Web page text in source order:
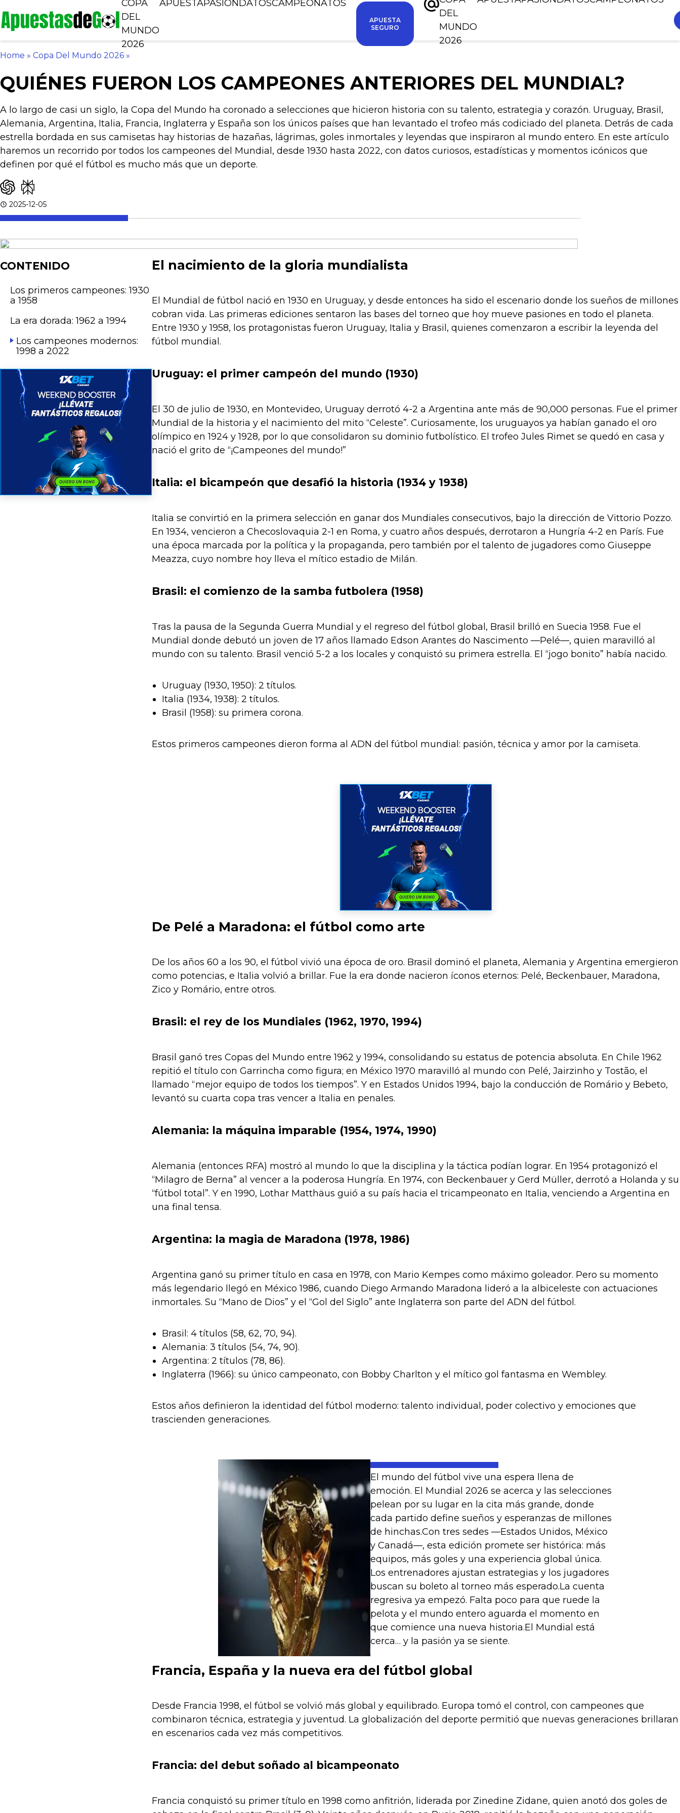
COPA
DEL
MUNDO
2026
APUESTAPASIÓN DATOSCAMPEONATOS
APUESTA
SEGURO
DEL
MUNDO
2026
Home » Copa Del Mundo 2026 »
QUIÉNES FUERON LOS CAMPEONES ANTERIORES DEL MUNDIAL?
A lo largo de casi un siglo, la Copa del Mundo ha coronado a selecciones que hicieron historia con su talento, estrategia y corazón. Uruguay, Brasil,
Alemania, Argentina, Italia, Francia, Inglaterra y España son los únicos países que han levantado el trofeo más codiciado del planeta. Detrás de cada
estrella bordada en sus camisetas hay historias de hazañas, lágrimas, goles inmortales y leyendas que inspiraron al mundo entero. En este artículo
haremos un recorrido por todos los campeones del Mundial, desde 1930 hasta 2022, con datos curiosos, estadísticas y momentos icónicos que
definen por qué el fútbol es mucho más que un deporte.
2025-12-05
CONTENIDO
Los primeros campeones: 1930
a 1958
La era dorada: 1962 a 1994
Los campeones modernos:
1998 a 2022
El nacimiento de la gloria mundialista
El Mundial de fútbol nació en 1930 en Uruguay, y desde entonces ha sido el escenario donde los sueños de millones
cobran vida. Las primeras ediciones sentaron las bases del torneo que hoy mueve pasiones en todo el planeta.
Entre 1930 y 1958, los protagonistas fueron Uruguay, Italia y Brasil, quienes comenzaron a escribir la leyenda del
fútbol mundial.
Uruguay: el primer campeón del mundo (1930)
El 30 de julio de 1930, en Montevideo, Uruguay derrotó 4-2 a Argentina ante más de 90,000 personas. Fue el primer
Mundial de la historia y el nacimiento del mito “Celeste”. Curiosamente, los uruguayos ya habían ganado el oro
olímpico en 1924 y 1928, por lo que consolidaron su dominio futbolístico. El trofeo Jules Rimet se quedó en casa y
nació el grito de “¡Campeones del mundo!”
Italia: el bicampeón que desafió la historia (1934 y 1938)
Italia se convirtió en la primera selección en ganar dos Mundiales consecutivos, bajo la dirección de Vittorio Pozzo.
En 1934, vencieron a Checoslovaquia 2-1 en Roma, y cuatro años después, derrotaron a Hungría 4-2 en París. Fue
una época marcada por la política y la propaganda, pero también por el talento de jugadores como Giuseppe
Meazza, cuyo nombre hoy lleva el mítico estadio de Milán.
Brasil: el comienzo de la samba futbolera (1958)
Tras la pausa de la Segunda Guerra Mundial y el regreso del fútbol global, Brasil brilló en Suecia 1958. Fue el
Mundial donde debutó un joven de 17 años llamado Edson Arantes do Nascimento —Pelé—, quien maravilló al
mundo con su talento. Brasil venció 5-2 a los locales y conquistó su primera estrella. El “jogo bonito” había nacido.
Uruguay (1930, 1950): 2 títulos.
Italia (1934, 1938): 2 títulos.
Brasil (1958): su primera corona.
Estos primeros campeones dieron forma al ADN del fútbol mundial: pasión, técnica y amor por la camiseta.
De Pelé a Maradona: el fútbol como arte
De los años 60 a los 90, el fútbol vivió una época de oro. Brasil dominó el planeta, Alemania y Argentina emergieron
como potencias, e Italia volvió a brillar. Fue la era donde nacieron íconos eternos: Pelé, Beckenbauer, Maradona,
Zico y Romário, entre otros.
Brasil: el rey de los Mundiales (1962, 1970, 1994)
Brasil ganó tres Copas del Mundo entre 1962 y 1994, consolidando su estatus de potencia absoluta. En Chile 1962
repitió el título con Garrincha como figura; en México 1970 maravilló al mundo con Pelé, Jairzinho y Tostão, el
llamado “mejor equipo de todos los tiempos”. Y en Estados Unidos 1994, bajo la conducción de Romário y Bebeto,
levantó su cuarta copa tras vencer a Italia en penales.
Alemania: la máquina imparable (1954, 1974, 1990)
Alemania (entonces RFA) mostró al mundo lo que la disciplina y la táctica podían lograr. En 1954 protagonizó el
“Milagro de Berna” al vencer a la poderosa Hungría. En 1974, con Beckenbauer y Gerd Müller, derrotó a Holanda y su
“fútbol total”. Y en 1990, Lothar Matthäus guió a su país hacia el tricampeonato en Italia, venciendo a Argentina en
una final tensa.
Argentina: la magia de Maradona (1978, 1986)
Argentina ganó su primer título en casa en 1978, con Mario Kempes como máximo goleador. Pero su momento
más legendario llegó en México 1986, cuando Diego Armando Maradona lideró a la albiceleste con actuaciones
inmortales. Su “Mano de Dios” y el “Gol del Siglo” ante Inglaterra son parte del ADN del fútbol.
Brasil: 4 títulos (58, 62, 70, 94).
Alemania: 3 títulos (54, 74, 90).
Argentina: 2 títulos (78, 86).
Inglaterra (1966): su único campeonato, con Bobby Charlton y el mítico gol fantasma en Wembley.
Estos años definieron la identidad del fútbol moderno: talento individual, poder colectivo y emociones que
trascienden generaciones.
El mundo del fútbol vive una espera llena de
emoción. El Mundial 2026 se acerca y las selecciones
pelean por su lugar en la cita más grande, donde
cada partido define sueños y esperanzas de millones
de hinchas.Con tres sedes —Estados Unidos, México
y Canadá—, esta edición promete ser histórica: más
equipos, más goles y una experiencia global única.
Los entrenadores ajustan estrategias y los jugadores
buscan su boleto al torneo más esperado.La cuenta
regresiva ya empezó. Falta poco para que ruede la
pelota y el mundo entero aguarda el momento en
que comience una nueva historia.El Mundial está
cerca… y la pasión ya se siente.
Francia, España y la nueva era del fútbol global
Desde Francia 1998, el fútbol se volvió más global y equilibrado. Europa tomó el control, con campeones que
combinaron técnica, estrategia y juventud. La globalización del deporte permitió que nuevas generaciones brillaran
en escenarios cada vez más competitivos.
Francia: del debut soñado al bicampeonato
Francia conquistó su primer título en 1998 como anfitrión, liderada por Zinedine Zidane, quien anotó dos goles de